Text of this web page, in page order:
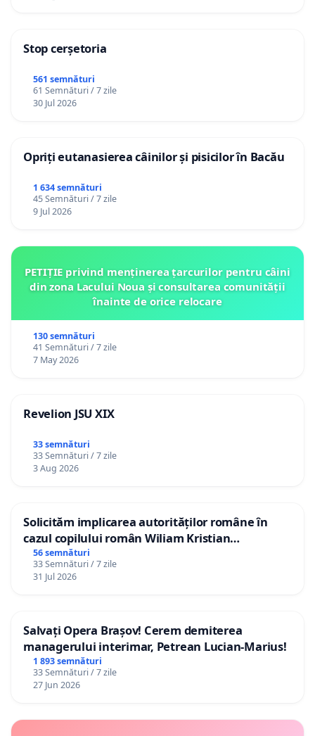
Stop cerșetoria
561 semnături
61 Semnături / 7 zile
30 Jul 2026
Opriți eutanasierea câinilor și pisicilor în Bacău
1 634 semnături
45 Semnături / 7 zile
9 Jul 2026
PETIȚIE privind menținerea țarcurilor pentru câini
din zona Lacului Noua și consultarea comunității
înainte de orice relocare
130 semnături
41 Semnături / 7 zile
7 May 2026
Revelion JSU XIX
33 semnături
33 Semnături / 7 zile
3 Aug 2026
Solicităm implicarea autorităților române în
cazul copilului român Wiliam Kristian
Gheorghe, aflat în plasament în Danemarca de
12 ani
56 semnături
33 Semnături / 7 zile
31 Jul 2026
Salvați Opera Brașov! Cerem demiterea
managerului interimar, Petrean Lucian-Marius!
1 893 semnături
33 Semnături / 7 zile
27 Jun 2026